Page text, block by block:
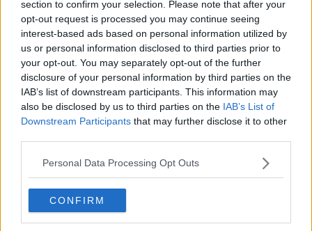
section to confirm your selection. Please note that after your
opt-out request is processed you may continue seeing
interest-based ads based on personal information utilized by
us or personal information disclosed to third parties prior to
your opt-out. You may separately opt-out of the further
disclosure of your personal information by third parties on the
IAB’s list of downstream participants. This information may
also be disclosed by us to third parties on the IAB’s List of
Downstream Participants that may further disclose it to other
Personal Data Processing Opt Outs
CONFIRM
pianeti sará tra i 2 pianeti governatori del tuo segno, Marte e
Plutone, ci raggiungerá il pianeta dell’amore, Venere. Se non hai
fatto finora una scelta decisiva, é ora di farlo. Il buon aspetto con
altri pianeti ti assicura la buona riuscita. Il 6-7 marzo dovrebbero
essere giornate piú difficili, specialmente ai nativi di fine ottobre. Le
giornate prima di metá mese saranno promettenti, se sei single,
potresti avere occasione per fare nuove conoscenze. Il 21 marzo
sará la giornata piú difficile del mese, sono probabili decisioni
improvvise, inerenti alla famiglia o con l’eventuale partner. L’ultimo
weekend del mese sará sereno, come gli ultimi due giorni del
lavorativo, se sei un imprenditore, conviene darsi da fare subito
all’inizio mese, quando avrai piú pianeti in aspetto positivo al tuo
segno. Il primo lunedi del mese sará un po’ critico, come anche la
metá del mese. Il cielo migliorerá per te nell’ultimo weekend del
mese e il 30-31 marzo.